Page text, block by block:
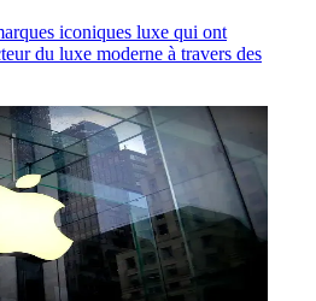
iconiques luxe qui ont
du luxe moderne à travers des